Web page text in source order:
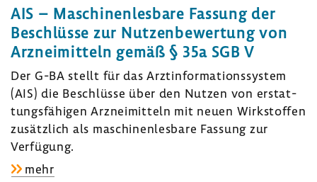
nisse
der
Nutzen­
be­
wer­
tung
–
Kate­
go­
rien
AIS – Maschi­nen­les­bare Fassung der
Beschlüsse zur Nutzen­be­wer­tung von
Arznei­mit­teln gemäß § 35a SGB V
Der G-BA stellt für das Arzt­in­for­ma­ti­ons­system
(AIS) die Beschlüsse über den Nutzen von erstat­
tungs­fä­higen Arznei­mit­teln mit neuen Wirk­stoffen
zusätz­lich als maschi­nen­les­bare Fassung zur
Verfü­gung.
mehrzu: